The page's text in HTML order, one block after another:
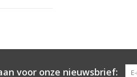
voor onze nieuwsbrief: